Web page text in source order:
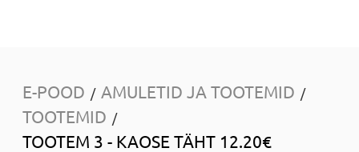
E-POOD / AMULETID JA TOOTEMID /
TOOTEMID /
TOOTEM 3 - KAOSE TÄHT 12.20€